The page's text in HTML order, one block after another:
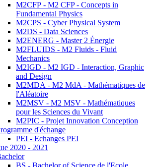
M2CFP - M2 CFP - Concepts in
Fundamental Physics
M2CPS - Cyber Physical System
M2DS - Data Sciences
M2ENERG - Master 2 Énergie
M2FLUIDS - M2 Fluids - Fluid
Mechanics
M2IGD - M2 IGD - Interaction, Graphic
and Design
M2MDA - M2 MdA - Mathématiques de
l'Aléatoire
M2MSV - M2 MSV - Mathématiques
pour les Sciences du Vivant
M2PIC - Projet Innovation Conception
d'échange
PEI - Echanges PEI
2020 - 2021
BS - Bachelor of Science de l'Ecole